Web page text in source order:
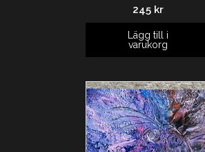
245 kr
Lägg till i
varukorg